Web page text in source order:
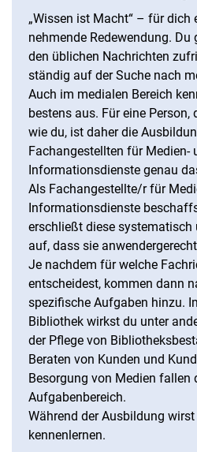
„Wissen ist Macht“ – für dich
nehmende Redewendung.
den üblichen Nachrichten
ständig auf der Suche nach
Auch im medialen Bereich
bestens aus. Für eine
wie du, ist daher die
Fachangestellten für Medien-
Informationsdienste genau
Als Fachangestellte/r für
Informationsdienste
erschließt diese systematisch
auf, dass sie
Je nachdem für welche
entscheidest, kommen dann
spezifische Aufgaben hinzu.
Bibliothek wirkst du unter
der Pflege von
Beraten von Kunden und
Besorgung von Medien fallen
Aufgabenbereich.
Während der Ausbildung
kennenlernen.